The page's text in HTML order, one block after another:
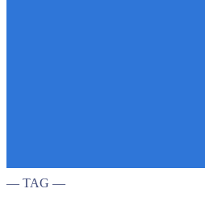
― TAG ―